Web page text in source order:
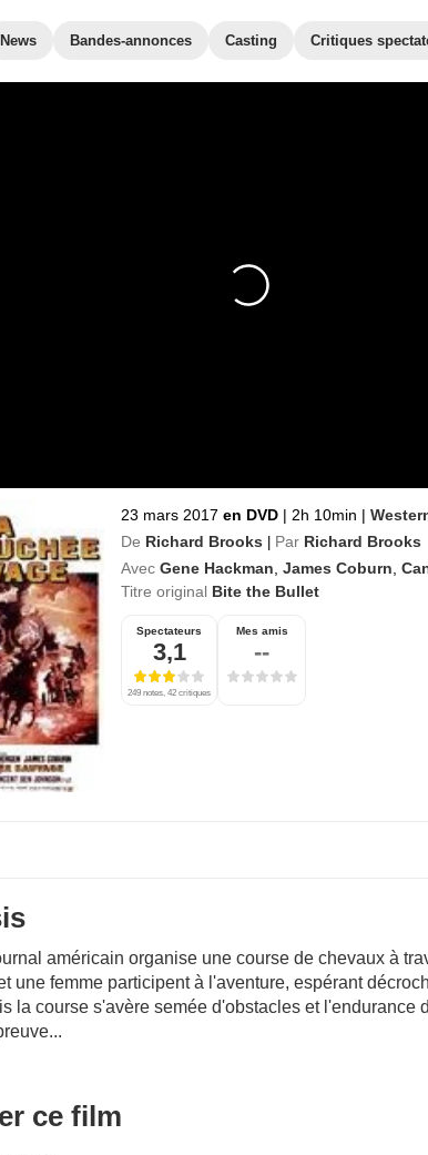
News Bandes-annonces Casting Critiques
23 mars 2017 en DVD | 2h 10min |
De Richard Brooks | Par Richard Brooks
Avec Gene Hackman James Coburn
Titre original Bite the Bullet
Spectateurs
3,1
249 notes, 42 critiques
Mes amis
--
américain organise une course de chevaux à
une femme participent à l'aventure, espérant
la course s'avère semée d'obstacles et l'endurance
ce film